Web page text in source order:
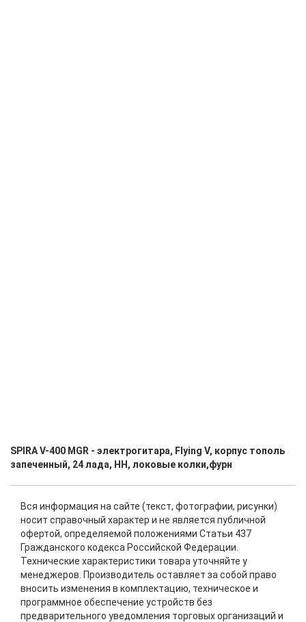
SPIRA V-400 MGR - электрогитара, Flying V, корпус тополь
запеченный, 24 лада, HH, локовые колки,фурн
Вся информация на сайте (текст, фотографии, рисунки)
носит справочный характер и не является публичной
офертой, определяемой положениями Статьи 437
Гражданского кодекса Российской Федерации.
Технические характеристики товара уточняйте у
менеджеров. Производитель оставляет за собой право
вносить изменения в комплектацию, техническое и
программное обеспечение устройств без
предварительного уведомления торговых организаций и